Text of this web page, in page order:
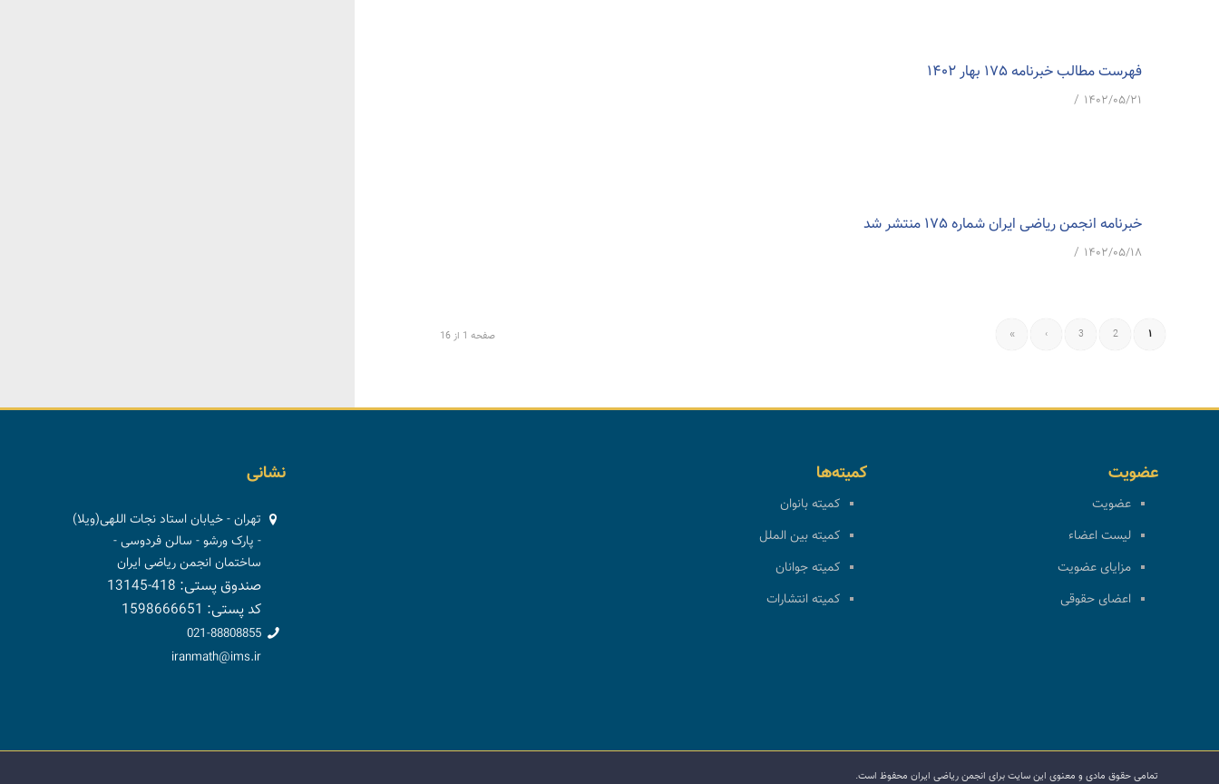
فهرست مطالب خبرنامه 175 بهار 1402
۱۴۰۲/۰۵/۲۱ /
خبرنامه انجمن ریاضی ایران شماره 175 منتشر شد
۱۴۰۲/۰۵/۱۸ /
صفحه 1 از 16 1
2
3
›
»
عضویت
عضویت
لیست اعضاء
مزایای عضویت
اعضای حقوقی
کمیته‌ها
کمیته بانوان
کمیته بین الملل
کمیته جوانان
کمیته انتشارات
نشانی
تهران - خیابان استاد نجات اللهی(ویلا)
- پارک ورشو - سالن فردوسی -
ساختمان انجمن ریاضی ایران
صندوق پستی: 418-13145
کد پستی: 1598666651
021-88808855
iranmath@ims.ir
تمامی حقوق مادی و معنوی این سایت برای انجمن ریاضی ایران محفوظ است.